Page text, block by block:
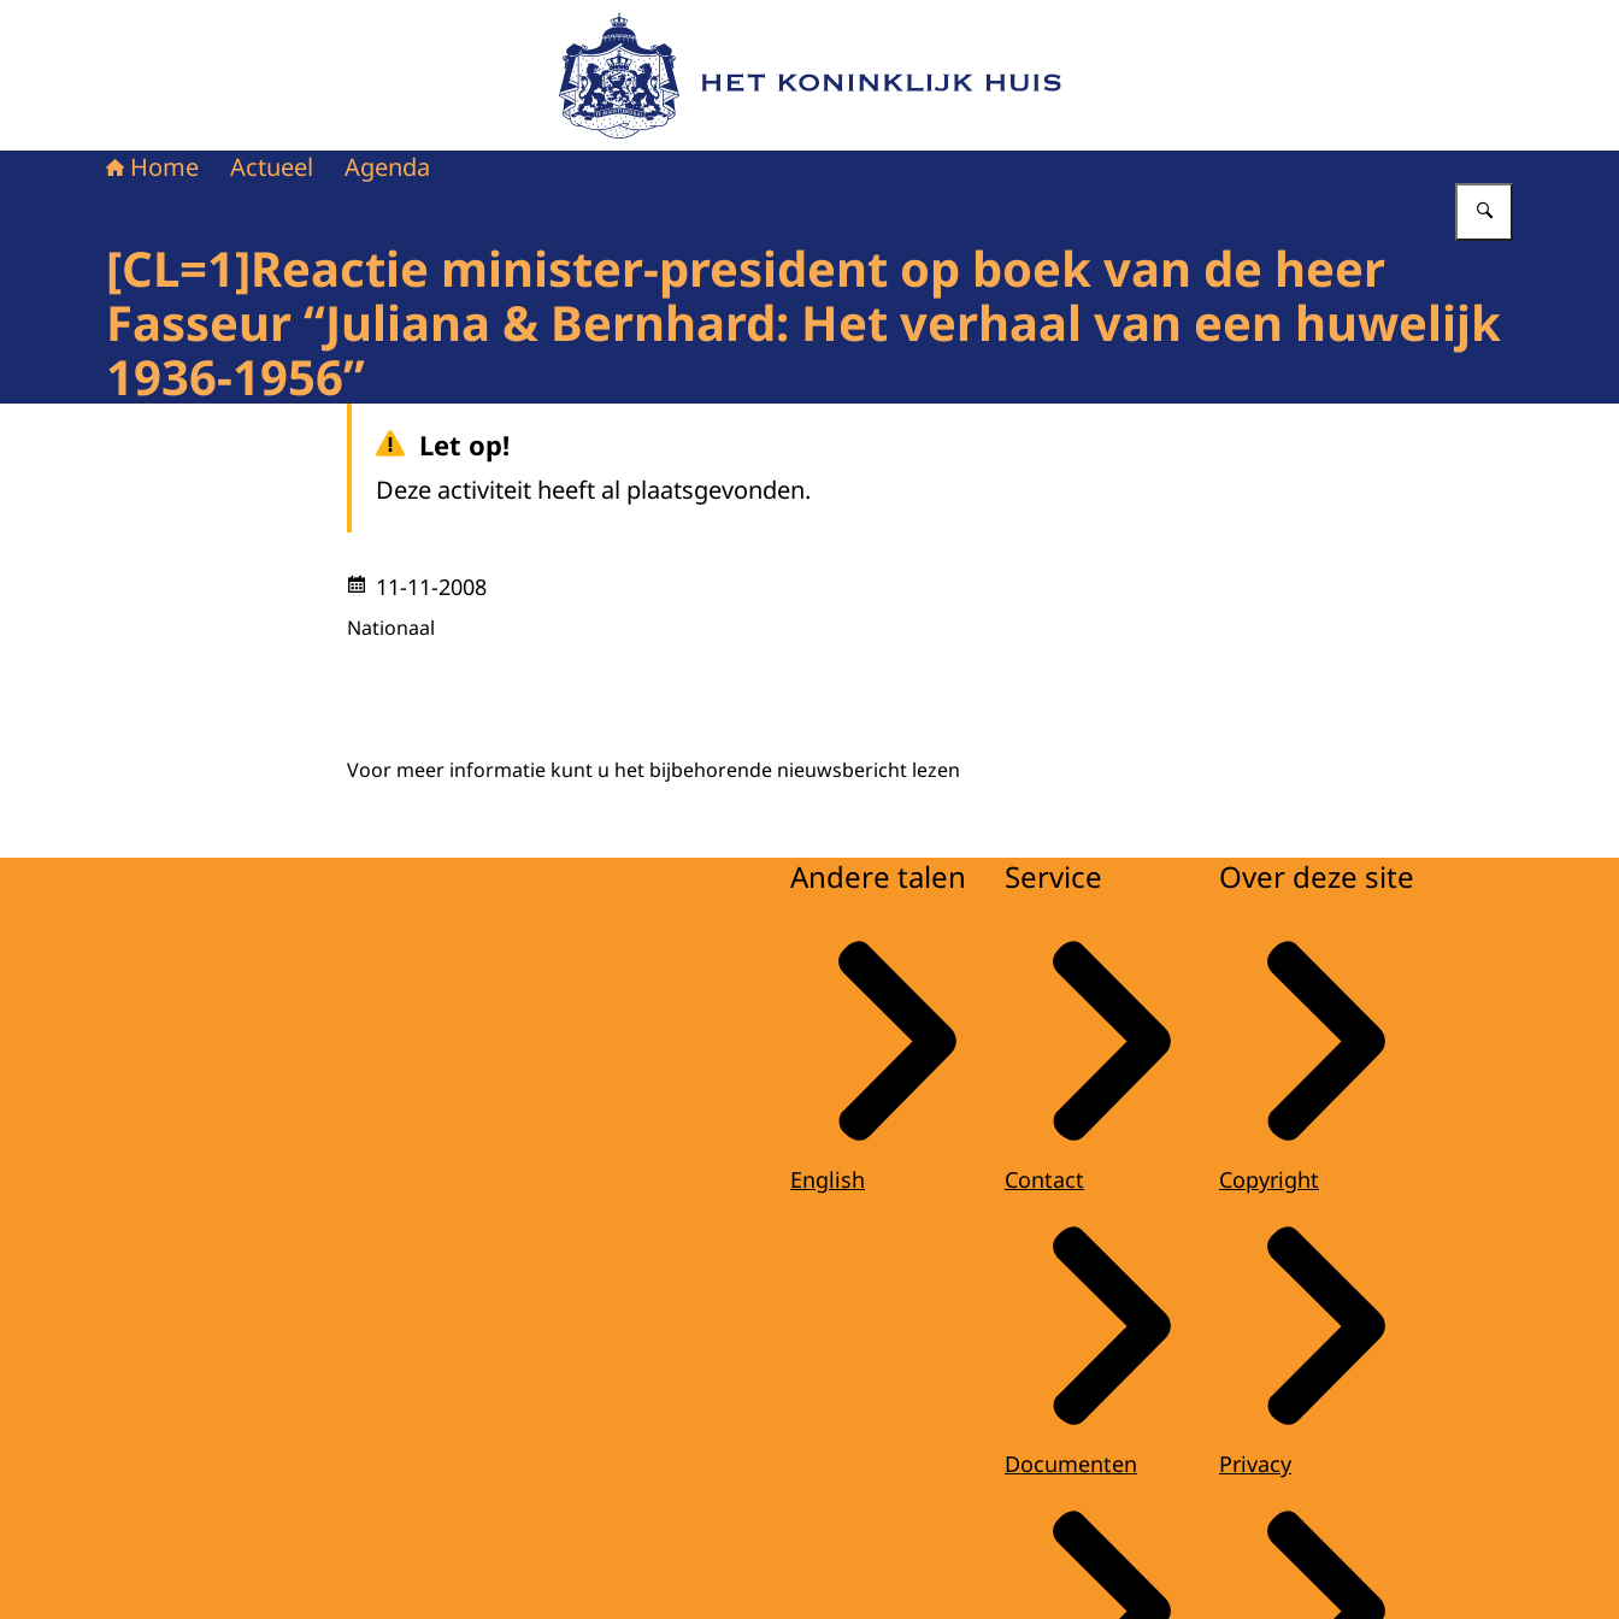
Naar de homepage van Het Koninklijk Huis
Home Actueel Agenda
[CL=1]Reactie minister-president op boek van de heer
Fasseur “Juliana & Bernhard: Het verhaal van een huwelijk
1936-1956”
Let op!
Deze activiteit heeft al plaatsgevonden.
11-11-2008
Nationaal
Voor meer informatie kunt u het bijbehorende nieuwsbericht lezen
Andere talen
English
Service
Contact
Documenten
Over deze site
Copyright
Privacy